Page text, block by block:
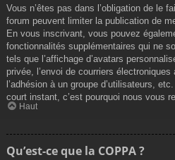
Vous n’êtes pas dans l’obligation de le
forum peuvent limiter la publication de
En vous inscrivant, vous pouvez
fonctionnalités supplémentaires qui ne
tels que l’affichage d’avatars
privée, l’envoi de courriers électroniques
l’adhésion à un groupe d’utilisateurs,
court instant, c’est pourquoi nous vous
Haut
Qu’est-ce que la COPPA ?